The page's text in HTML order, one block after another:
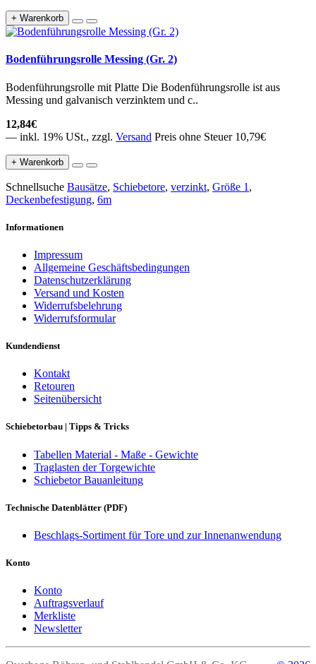
+ Warenkorb
Bodenführungsrolle Messing (Gr. 2)
Bodenführungsrolle mit Platte Die Bodenführungsrolle ist aus
Messing und galvanisch verzinktem und c..
12,84€
— inkl. 19% USt., zzgl. Versand Preis ohne Steuer 10,79€
+ Warenkorb
Schnellsuche Bausätze, Schiebetore, verzinkt, Größe 1 ,
Deckenbefestigung, 6m
Informationen
Impressum
Allgemeine Geschäftsbedingungen
Datenschutzerklärung
Versand und Kosten
Widerrufsbelehrung
Widerrufsformular
Kundendienst
Kontakt
Retouren
Seitenübersicht
Schiebetorbau | Tipps & Tricks
Tabellen Material - Maße - Gewichte
Traglasten der Torgewichte
Schiebetor Bauanleitung
Technische Datenblätter (PDF)
Beschlags-Sortiment für Tore und zur Innenanwendung
Konto
Konto
Auftragsverlauf
Merkliste
Newsletter